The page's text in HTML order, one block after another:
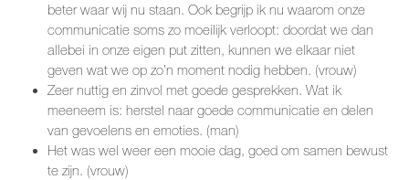
beter waar wij nu staan. Ook begrijp ik nu waarom onze
communicatie soms zo moeilijk verloopt: doordat we dan
allebei in onze eigen put zitten, kunnen we elkaar niet
geven wat we op zo’n moment nodig hebben. (vrouw)
Zeer nuttig en zinvol met goede gesprekken. Wat ik
meeneem is: herstel naar goede communicatie en delen
van gevoelens en emoties. (man)
Het was wel weer een mooie dag, goed om samen bewust
te zijn. (vrouw)